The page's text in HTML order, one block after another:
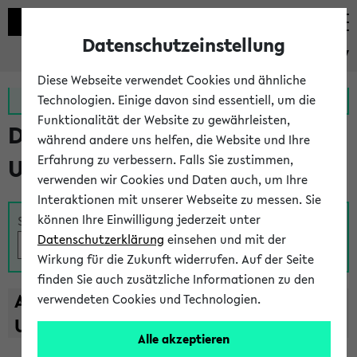
eKVV
Zur MeineUni App Zum MeineUni Portal
Das Lehrangebot der
Universität Bielefeld
Suche
A B C D E F G H I J K L M N O
U
V W X Y
Z
Datenschutzeinstellung
Diese Webseite verwendet Cookies und ähnliche
Technologien. Einige davon sind essentiell, um die
Funktionalität der Website zu gewährleisten,
während andere uns helfen, die Website und Ihre
Erfahrung zu verbessern. Falls Sie zustimmen,
verwenden wir Cookies und Daten auch, um Ihre
Interaktionen mit unserer Webseite zu messen. Sie
können Ihre Einwilligung jederzeit unter
Datenschutzerklärung einsehen und mit der
Wirkung für die Zukunft widerrufen. Auf der Seite
finden Sie auch zusätzliche Informationen zu den
verwendeten Cookies und Technologien.
Alle akzeptieren